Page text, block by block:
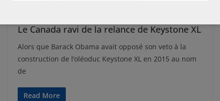
Le Canada ravi de la relance de Keystone XL
Alors que Barack Obama avait opposé son veto à la
construction de l’oléoduc Keystone XL en 2015 au nom
de
Read More